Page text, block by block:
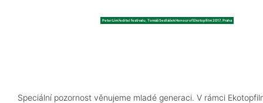
Peter Lím ředitel festivalu, Tomáš Sedláček Honour of Ekotopfilm 2017, Praha
Speciální pozornost věnujeme mladé generaci. V rámci